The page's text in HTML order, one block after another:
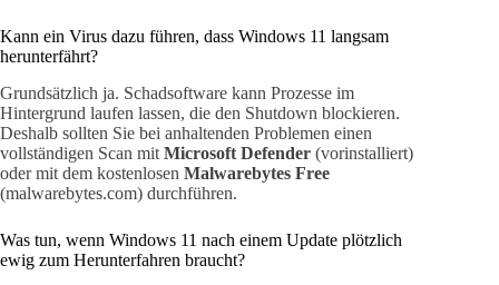
Kann ein Virus dazu führen, dass Windows 11 langsam
herunterfährt?
Grundsätzlich ja. Schadsoftware kann Prozesse im
Hintergrund laufen lassen, die den Shutdown blockieren.
Deshalb sollten Sie bei anhaltenden Problemen einen
vollständigen Scan mit Microsoft Defender (vorinstalliert)
oder mit dem kostenlosen Malwarebytes Free
(malwarebytes.com) durchführen.
Was tun, wenn Windows 11 nach einem Update plötzlich
ewig zum Herunterfahren braucht?